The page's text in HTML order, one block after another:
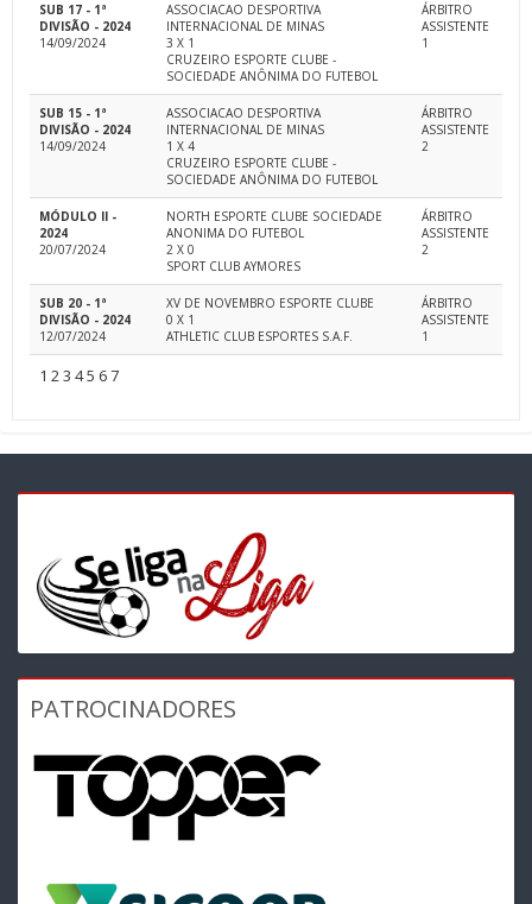
SUB 17 - 1ª
DIVISÃO - 2024
14/09/2024
ASSOCIACAO DESPORTIVA
INTERNACIONAL DE MINAS
3 X 1
CRUZEIRO ESPORTE CLUBE -
SOCIEDADE ANÔNIMA DO FUTEBOL
ÁRBITRO
ASSISTENTE
1
SUB 15 - 1ª
DIVISÃO - 2024
14/09/2024
ASSOCIACAO DESPORTIVA
INTERNACIONAL DE MINAS
1 X 4
CRUZEIRO ESPORTE CLUBE -
SOCIEDADE ANÔNIMA DO FUTEBOL
ÁRBITRO
ASSISTENTE
2
MÓDULO II -
2024
20/07/2024
NORTH ESPORTE CLUBE SOCIEDADE
ANONIMA DO FUTEBOL
2 X 0
SPORT CLUB AYMORES
ÁRBITRO
ASSISTENTE
2
SUB 20 - 1ª
DIVISÃO - 2024
12/07/2024
XV DE NOVEMBRO ESPORTE CLUBE
0 X 1
ATHLETIC CLUB ESPORTES S.A.F.
ÁRBITRO
ASSISTENTE
1
1 23 45 67
PATROCINADORES